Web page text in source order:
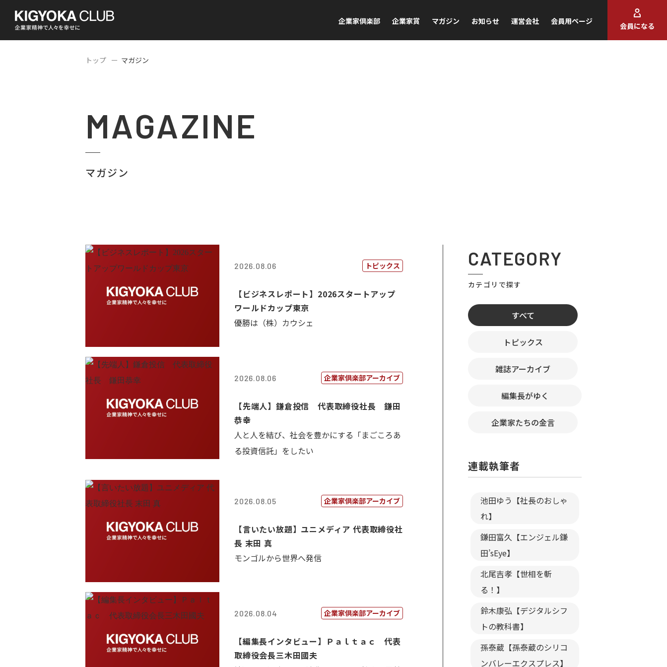
企業家倶楽部 企業家賞 マガジン お知らせ 運営会社 会員用ページ
会員になる
トップ マガジン
MAGAZINE
マガジン
2026.08.06 トピックス
【ビジネスレポート】2026スタートアップ
ワールドカップ東京
優勝は（株）カウシェ
2026.08.06 企業家倶楽部アーカイブ
【先端人】鎌倉投信 代表取締役社長 鎌田
恭幸
人と人を結び、社会を豊かにする「まごころあ
る投資信託」をしたい
2026.08.05 企業家倶楽部アーカイブ
【言いたい放題】ユニメディア 代表取締役社
長 末田 真
モンゴルから世界へ発信
2026.08.04 企業家倶楽部アーカイブ
【編集長インタビュー】Ｐａｌｔａｃ 代表
取締役会長三木田國夫
CATEGORY
カテゴリで探す
すべて
トピックス
雑誌アーカイブ
編集長がゆく
企業家たちの金言
連載執筆者
池田ゆう【社長のおしゃ
れ】
鎌田富久【エンジェル鎌
田’sEye】
北尾吉孝【世相を斬
る！】
鈴木康弘【デジタルシフ
トの教科書】
孫泰蔵【孫泰蔵のシリコ
ンバレーエクスプレス】